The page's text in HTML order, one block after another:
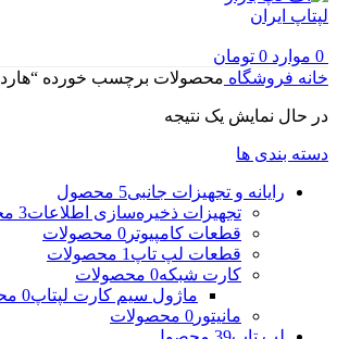
0 موارد 0 تومان
خانه فروشگاه محصولات برچسب خورده “هارد 256 گیگ”
در حال نمایش یک نتیجه
دسته بندی ها
رایانه و تجهیزات جانبی5 محصول
تجهیزات ذخیره‌سازی اطلاعات3 محصول
قطعات کامپیوتر 0 محصولات
قطعات لپ تاپ 1 محصولات
کارت شبکه0 محصولات
ماژول سیم کارت لپتاپ0 محصولات
مانیتور 0 محصولات